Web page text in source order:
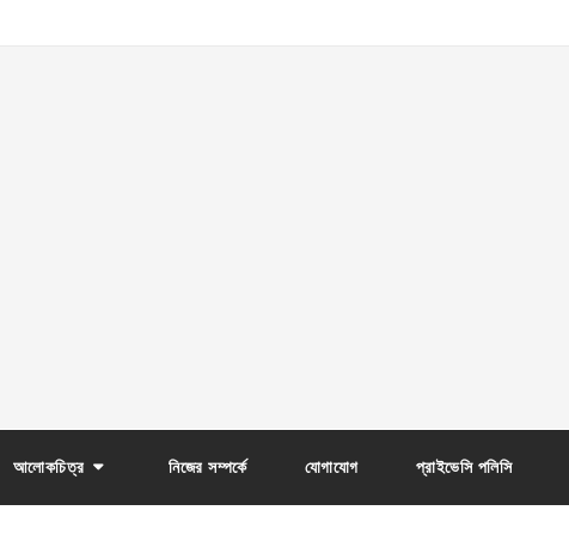
আলোকচিত্র নিজের সম্পর্কে যোগাযোগ প্রাইভেসি পলিসি